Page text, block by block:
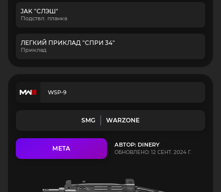
JAK "СЛЭШ"
Подствл. планка
ЛЕГКИЙ ПРИКЛАД "СПРИ 34"
Приклад
WSP-9
SMG WARZONE
МЕТА АВТОР: DINERY
ОБНОВЛЕНО: 12 СЕНТ. 2024 Г.